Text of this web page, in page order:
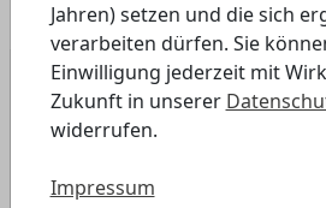
Jahren) setzen und die sich
verarbeiten dürfen. Sie
Einwilligung jederzeit mit
Zukunft in unserer
widerrufen.
Impressum